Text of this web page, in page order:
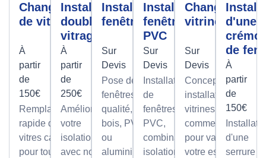
Changement
de vitre
À
partir
de
150€
Remplacement
rapide de
vitres cassées,
pour tous types
Installation
double
vitrage
À
partir
de
250€
Améliorez
votre
isolation
avec notre
Installation
fenêtres
Sur
Devis
Pose de
fenêtres de
qualité, en
bois, PVC
ou
aluminium,
Installation
fenêtre
PVC
Sur
Devis
Installation
de
fenêtres
PVC,
combinant
isolation
Changement
vitrine
Sur
Devis
Conception et
installation de
vitrines
commerciales
pour valoriser
votre espace
d'une
de
À
partir
de
150€
d'une
serrure à